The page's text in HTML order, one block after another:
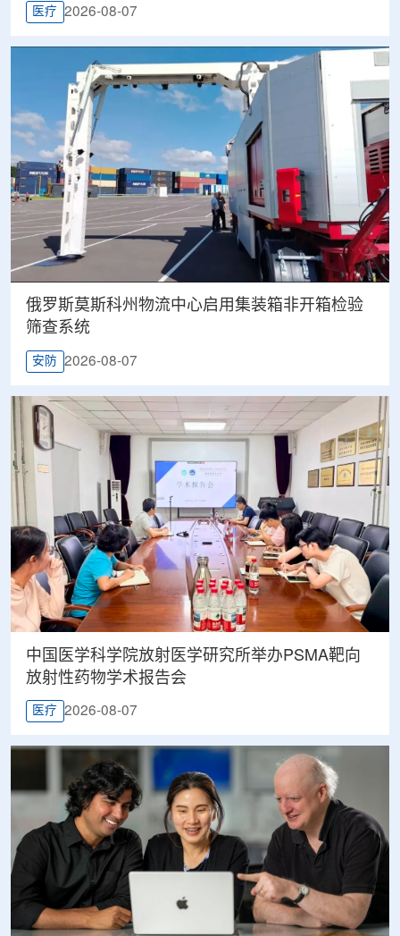
医疗 2026-08-07
俄罗斯莫斯科州物流中心启用集装箱非开箱检验
筛查系统
安防 2026-08-07
中国医学科学院放射医学研究所举办PSMA靶向
放射性药物学术报告会
医疗 2026-08-07